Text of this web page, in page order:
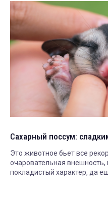
Сахарный поссум:
Это животное бьет все
очаровательная
покладистый характер, да